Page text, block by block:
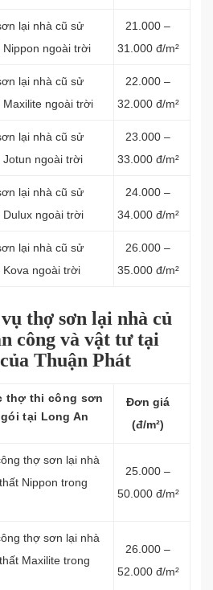
lại nhà cũ sử
ngoài trời
21.000 –
31.000 đ/m²
lại nhà cũ sử
ngoài trời
22.000 –
32.000 đ/m²
lại nhà cũ sử
ngoài trời
23.000 –
33.000 đ/m²
lại nhà cũ sử
ngoài trời
24.000 –
34.000 đ/m²
lại nhà cũ sử
ngoài trời
26.000 –
35.000 đ/m²
thợ sơn lại nhà củ
công và vật tư tại
Thuận Phát
thợ thi công sơn
tại Long An
Đơn giá
(đ/m²)
thợ sơn lại nhà
Nippon trong
25.000 –
50.000 đ/m²
thợ sơn lại nhà
Maxilite trong
26.000 –
52.000 đ/m²